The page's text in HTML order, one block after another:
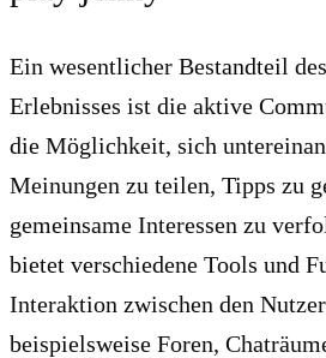
Ein wesentlicher Bestandteil
Erlebnisses ist die aktive
die Möglichkeit, sich
Meinungen zu teilen, Tipps zu
gemeinsame Interessen zu
bietet verschiedene Tools und
Interaktion zwischen den
beispielsweise Foren,